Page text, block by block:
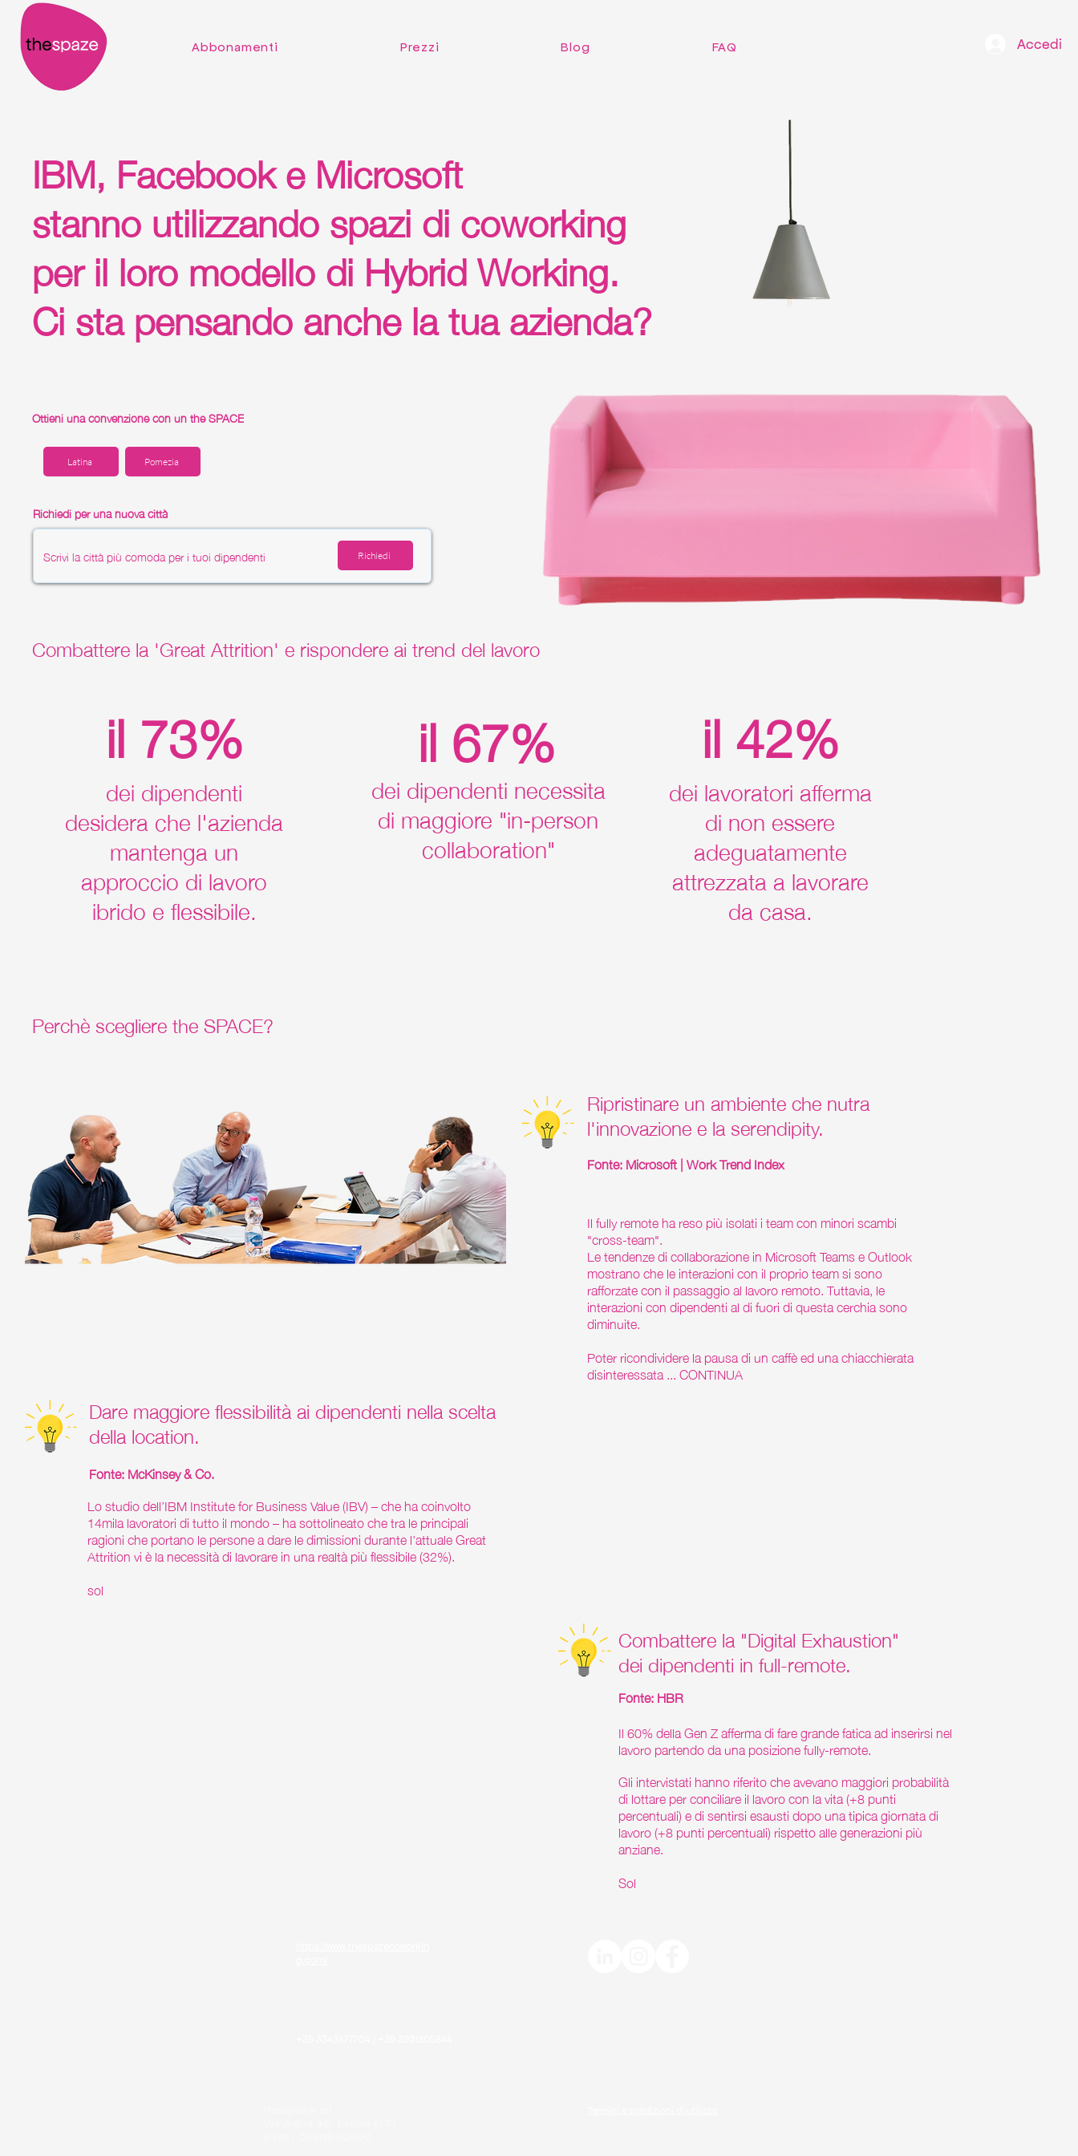
Per gli studenti Prezzi Jobs canvas
Abbonamenti Prezzi Blog FAQ Accedi
IBM, Facebook e Microsoft
stanno utilizzando spazi di coworking
per il loro modello di Hybrid Working.
Ci sta pensando anche la tua azienda?
Ottieni una convenzione con un the SPACE
Latina Pomezia
Richiedi per una nuova città
Richiedi
Combattere la 'Great Attrition' e rispondere ai trend del lavoro
il 73%
dei dipendenti
desidera che l'azienda
mantenga un
approccio di lavoro
ibrido e flessibile.
il 67%
dei dipendenti necessita
di maggiore "in-person
collaboration"
il 42%
dei lavoratori afferma
di non essere
adeguatamente
attrezzata a lavorare
da casa.
Perchè scegliere the SPACE?
Ripristinare un ambiente che nutra
l'innovazione e la serendipity.
Fonte: Microsoft | Work Trend Index
Il fully remote ha reso più isolati i team con minori scambi
"cross-team".
Le tendenze di collaborazione in Microsoft Teams e Outlook
mostrano che le interazioni con il proprio team si sono
rafforzate con il passaggio al lavoro remoto. Tuttavia, le
interazioni con dipendenti al di fuori di questa cerchia sono
diminuite.
Poter ricondividere la pausa di un caffè ed una chiacchierata
disinteressata ... CONTINUA
Dare maggiore flessibilità ai dipendenti nella scelta
della location.
Fonte: McKinsey & Co.
Lo studio dell’IBM Institute for Business Value (IBV) – che ha coinvolto
14mila lavoratori di tutto il mondo – ha sottolineato che tra le principali
ragioni che portano le persone a dare le dimissioni durante l'attuale Great
Attrition vi è la necessità di lavorare in una realtà più flessibile (32%).
sol
Combattere la "Digital Exhaustion"
dei dipendenti in full-remote.
Fonte: HBR
Il 60% della Gen Z afferma di fare grande fatica ad inserirsi nel
lavoro partendo da una posizione fully-remote.
Gli intervistati hanno riferito che avevano maggiori probabilità
di lottare per conciliare il lavoro con la vita (+8 punti
percentuali) e di sentirsi esausti dopo una tipica giornata di
lavoro (+8 punti percentuali) rispetto alle generazioni più
anziane.
Sol